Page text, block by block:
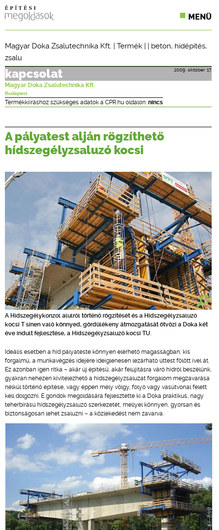
MENÜ
CPR TERMÉKKIÍRÁS
ÉPÍTÉSI JOG
ONLINE KÉPZÉSEK
TERVEZÉSI SEGÉDLETEK
Magyar Doka Zsalutechnika Kft. | Termék | | beton, hídépítés,
zsalu
2009. október 17.
kapcsolat
Magyar Doka Zsalutechnika Kft.
Budapest
Termékkiíráshoz szükséges adatok a CPR.hu oldalon: nincs
A pályatest alján rögzíthető
hídszegélyzsaluzó kocsi
A Hídszegélykonzol alulról történő rögzítését és a Hídszegélyzsaluzó
kocsi T sínen való könnyed, gördülékeny átmozgatását ötvözi a Doka két
éve indult fejlesztése, a Hídszegélyzsaluzó kocsi TU.
Ideális esetben a híd pályateste könnyen elérhető magasságban, kis
forgalmú, a munkavégzés idejére ideiglenesen lezárható úttest fölött ível át.
Ez azonban igen ritka – akár új építésű, akár felújításra váró hídról beszélünk,
gyakran nehezen kivitelezhető a hídszegélyzsaluzat forgalom megzavarása
nélkül történő építése, vagy éppen mély völgy, folyó vagy vasútvonal felett
kell dolgozni. E gondok megoldására fejlesztette ki a Doka praktikus, nagy
teherbírású hídszegélyzsaluzó szerkezetét, mellyel könnyen, gyorsan és
biztonságosan lehet zsaluzni – a közlekedést nem zavarva.